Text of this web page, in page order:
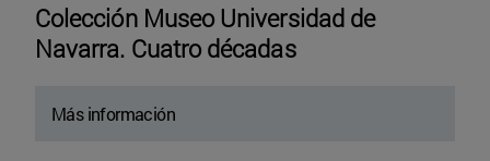
Colección Museo Universidad de
Navarra. Cuatro décadas
Más información